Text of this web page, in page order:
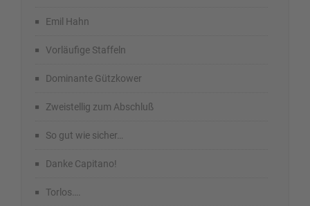
Emil Hahn
Vorläufige Staffeln
Dominante Gützkower
Zweistellig zum Abschluß
So gut wie sicher…
Danke Capitano!
Torlos….